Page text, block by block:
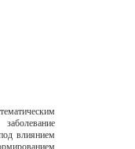
влиянием